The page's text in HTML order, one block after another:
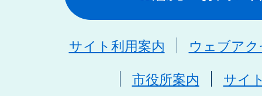
サイト利用案内 ウェブア
市役所案内 サイ